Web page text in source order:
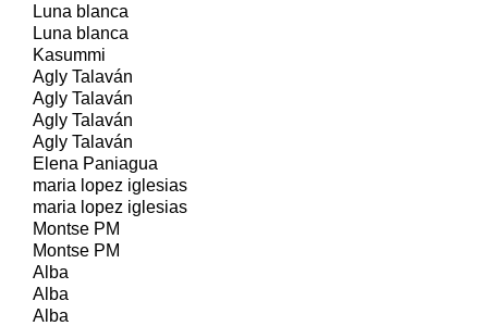
Luna blanca
Luna blanca
Kasummi
Agly Talaván
Agly Talaván
Agly Talaván
Agly Talaván
Elena Paniagua
maria lopez iglesias
maria lopez iglesias
Montse PM
Montse PM
Alba
Alba
Alba